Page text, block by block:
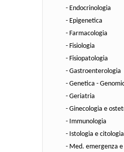
- Endocrinologia
- Epigenetica
- Farmacologia
- Fisiologia
- Fisiopatologia
- Gastroenterologia
- Genetica -
- Geriatria
- Ginecologia e
- Immunologia
- Istologia e citologia
- Med. emergenza